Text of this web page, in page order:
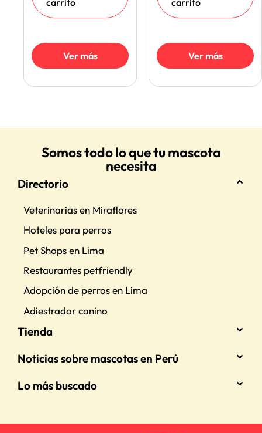
Ver más Ver más
Somos todo lo que tu mascota
necesita
Directorio
Veterinarias en Miraflores
Hoteles para perros
Pet Shops en Lima
Restaurantes petfriendly
Adopción de perros en Lima
Adiestrador canino
Tienda
Noticias sobre mascotas en Perú
Lo más buscado